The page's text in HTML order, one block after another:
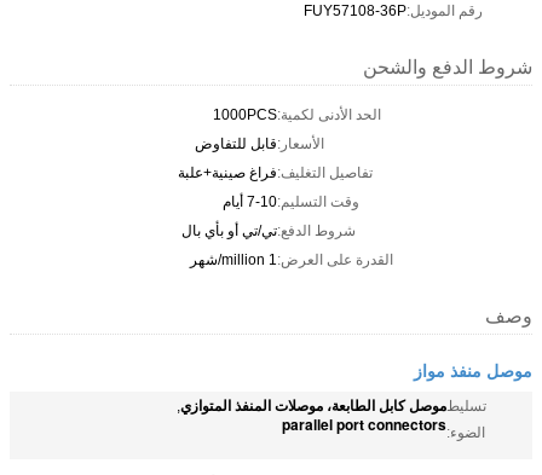
رقم الموديل:FUY57108-36P
شروط الدفع والشحن
الحد الأدنى لكمية:1000PCS
الأسعار:قابل للتفاوض
تفاصيل التغليف:فراغ صينية+علبة
وقت التسليم:7-10 أيام
شروط الدفع:تي/تي أو بأي بال
القدرة على العرض:1 million/شهر
وصف
موصل منفذ مواز
تسليط
الضوء:
موصل كابل الطابعة، موصلات المنفذ المتوازي,
parallel port connectors